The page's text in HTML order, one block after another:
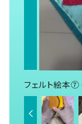
フェルト絵本⑦